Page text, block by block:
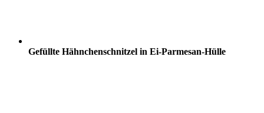
Gefüllte Hähnchenschnitzel in Ei-Parmesan-Hülle